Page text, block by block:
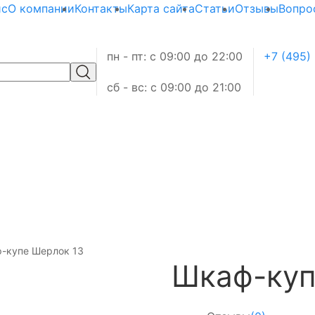
О компанииКонтактыКарта сайтаСтатьиОтзывы
пн - пт: с 09:00 до 22:00
сб - вс: с 09:00 до 21:00
+7 (495)
купе Шерлок 13
Шкаф-